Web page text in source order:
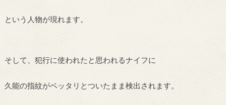
という人物が現れます。
そして、犯行に使われたと思われるナイフに
久能の指紋がベッタリとついたまま検出されます。